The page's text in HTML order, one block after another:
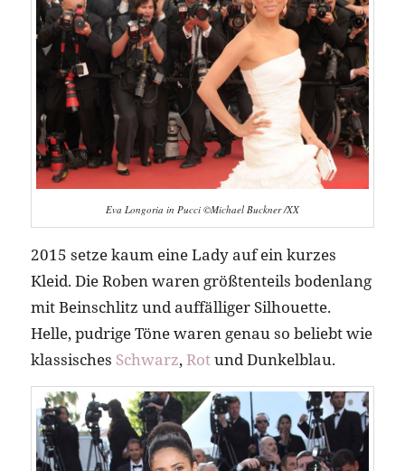
Eva Longoria in Pucci ©Michael Buckner /XX
2015 setze kaum eine Lady auf ein kurzes
Kleid. Die Roben waren größtenteils bodenlang
mit Beinschlitz und auffälliger Silhouette.
Helle, pudrige Töne waren genau so beliebt wie
klassisches Schwarz,Rotund Dunkelblau.